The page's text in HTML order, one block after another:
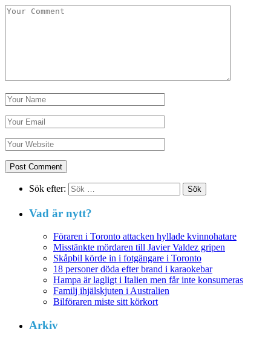
Sök efter:
Vad är nytt?
Föraren i Toronto attacken hyllade kvinnohatare
Misstänkte mördaren till Javier Valdez gripen
Skåpbil körde in i fotgängare i Toronto
18 personer döda efter brand i karaokebar
Hampa är lagligt i Italien men får inte konsumeras
Familj ihjälskjuten i Australien
Bilföraren miste sitt körkort
Arkiv